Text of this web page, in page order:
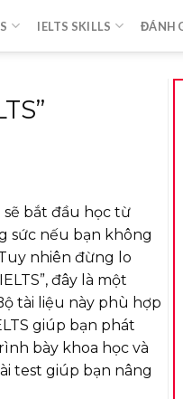
IELTS SKILLS ĐÁNH
sẽ bắt đầu học từ
sức nếu bạn không
nhiên đừng lo
đây là một
tài liệu này phù hợp
giúp bạn phát
bày khoa học và
test giúp bạn nâng